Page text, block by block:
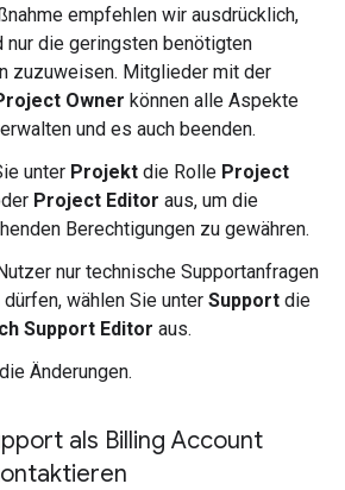
empfehlen wir ausdrücklich,
die geringsten benötigten
zuzuweisen. Mitglieder mit der
Owner können alle Aspekte
und es auch beenden.
unter Projekt die Rolle Project
Project Editor aus, um die
Berechtigungen zu gewähren.
nur technische Supportanfragen
wählen Sie unter Support die
Support Editor aus.
Änderungen.
als Billing Account